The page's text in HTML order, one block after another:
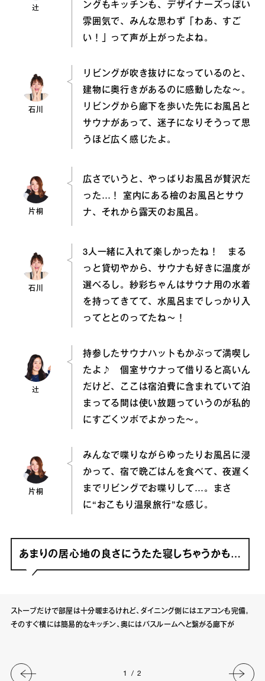
辻
ングもキッチンも、デザイナーズっぽい
雰囲気で、みんな思わず「わあ、すご
い！」って声が上がったよね。
石川
リビングが吹き抜けになっているのと、
建物に奥行きがあるのに感動したな〜。
リビングから廊下を歩いた先にお風呂と
サウナがあって、迷子になりそうって思
うほど広く感じたよ。
片桐
広さでいうと、やっぱりお風呂が贅沢だ
った…！ 室内にある檜のお風呂とサウ
ナ、それから露天のお風呂。
石川
3人一緒に入れて楽しかったね！ まる
っと貸切やから、サウナも好きに温度が
選べるし。紗彩ちゃんはサウナ用の水着
を持ってきてて、水風呂までしっかり入
ってととのってたね〜！
辻
持参したサウナハットもかぶって満喫し
たよ♪ 個室サウナって借りると高いん
だけど、ここは宿泊費に含まれていて泊
まってる間は使い放題っていうのが私的
にすごくツボでよかった〜。
片桐
みんなで喋りながらゆったりお風呂に浸
かって、宿で晩ごはんを食べて、夜遅く
までリビングでお喋りして…。まさ
に“おこもり温泉旅行”な感じ。
あまりの居心地の良さにうたた寝しちゃうかも…
ストーブだけで部屋は十分暖まるけれど、ダイニング側にはエアコンも完備。
そのすぐ横には簡易的なキッチン、奥にはバスルームへと繋がる廊下が
1 / 2